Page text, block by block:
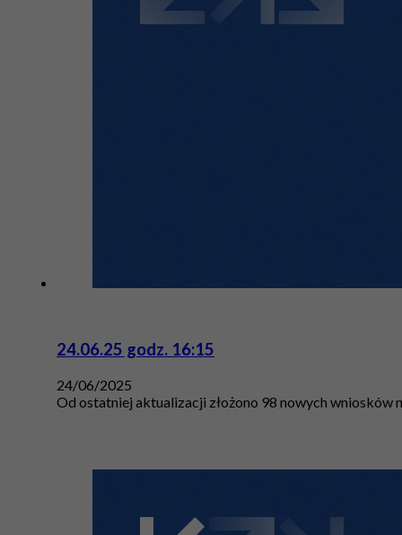
24.06.25 godz. 16:15
24/06/2025
Od ostatniej aktualizacji złożono 98 nowych wniosków